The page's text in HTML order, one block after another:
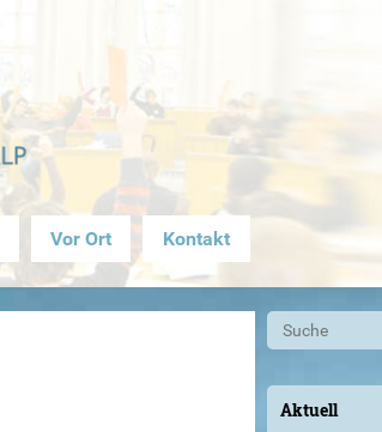
Vor Ort Kontakt
Aktuell